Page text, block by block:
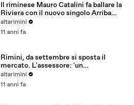
Il riminese Mauro Catalini fa ballare la
Riviera con il nuovo singolo Arriba
Abajo
altarimini
11 anni fa
Rimini, da settembre si sposta il
mercato. L'assessore: 'un
trasferimento importante'
altarimini
11 anni fa